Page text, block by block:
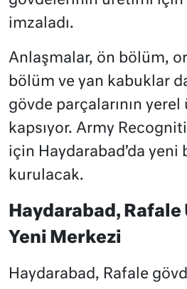
imzaladı.
Anlaşmalar, ön bölüm,
bölüm ve yan kabuklar
gövde parçalarının
kapsıyor. Army
için Haydarabad’da
kurulacak.
Haydarabad,
Yeni Merkezi
Haydarabad, Rafale